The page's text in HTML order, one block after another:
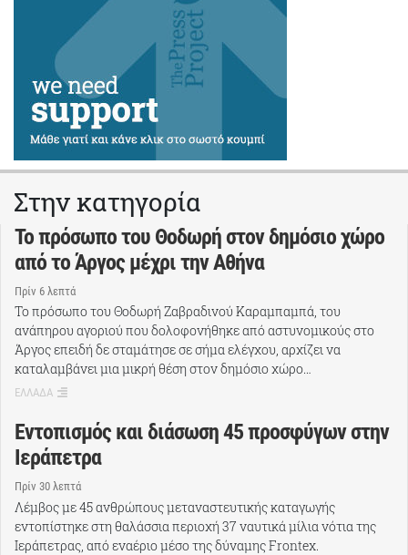
Στην κατηγορία
Το πρόσωπο του Θοδωρή στον δημόσιο χώρο
από το Άργος μέχρι την Αθήνα
Πρίν 6 λεπτά
Το πρόσωπο του Θοδωρή Ζαβραδινού Καραμπαμπά, του
ανάπηρου αγοριού που δολοφονήθηκε από αστυνομικούς στο
Άργος επειδή δε σταμάτησε σε σήμα ελέγχου, αρχίζει να
καταλαμβάνει μια μικρή θέση στον δημόσιο χώρο…
ΕΛΛΑΔΑ
Εντοπισμός και διάσωση 45 προσφύγων στην
Ιεράπετρα
Πρίν 30 λεπτά
Λέμβος με 45 ανθρώπους μεταναστευτικής καταγωγής
εντοπίστηκε στη θαλάσσια περιοχή 37 ναυτικά μίλια νότια της
Ιεράπετρας, από εναέριο μέσο της δύναμης Frontex.